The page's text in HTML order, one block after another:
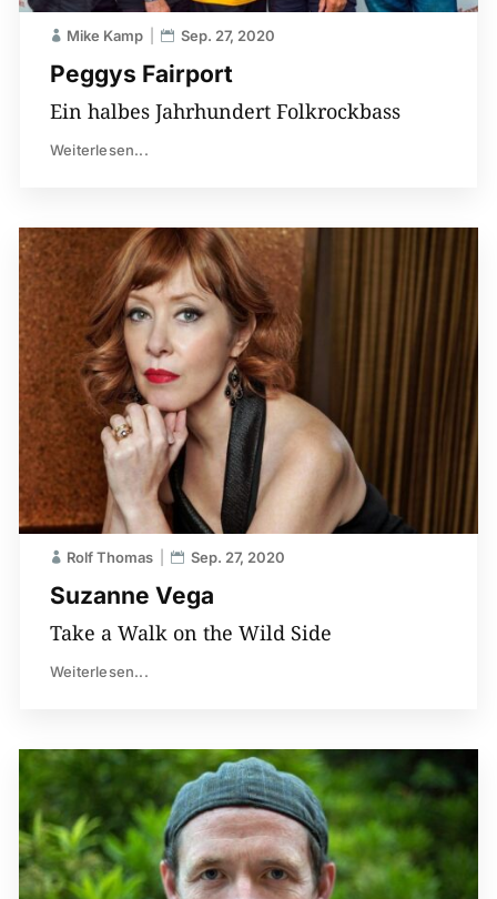
Peggys Fairport
Mike Kamp Sep. 27, 2020
Ein halbes Jahrhundert Folkrockbass
Weiterlesen...
Suzanne Vega
Rolf Thomas Sep. 27, 2020
Take a Walk on the Wild Side
Weiterlesen...